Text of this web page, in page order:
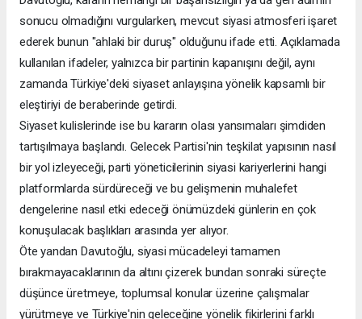
sonucu olmadığını vurgularken, mevcut siyasi atmosferi işaret
ederek bunun "ahlaki bir duruş" olduğunu ifade etti. Açıklamada
kullanılan ifadeler, yalnızca bir partinin kapanışını değil, aynı
zamanda Türkiye'deki siyaset anlayışına yönelik kapsamlı bir
eleştiriyi de beraberinde getirdi.
Siyaset kulislerinde ise bu kararın olası yansımaları şimdiden
tartışılmaya başlandı. Gelecek Partisi'nin teşkilat yapısının nasıl
bir yol izleyeceği, parti yöneticilerinin siyasi kariyerlerini hangi
platformlarda sürdüreceği ve bu gelişmenin muhalefet
dengelerine nasıl etki edeceği önümüzdeki günlerin en çok
konuşulacak başlıkları arasında yer alıyor.
Öte yandan Davutoğlu, siyasi mücadeleyi tamamen
bırakmayacaklarının da altını çizerek bundan sonraki süreçte
düşünce üretmeye, toplumsal konular üzerine çalışmalar
yürütmeye ve Türkiye'nin geleceğine yönelik fikirlerini farklı